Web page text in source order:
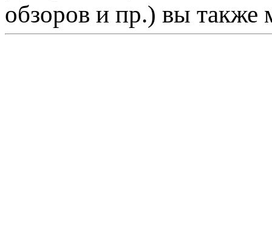
обзоров и пр.) вы также